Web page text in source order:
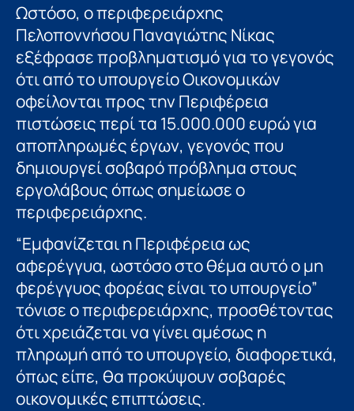
Ωστόσο, ο περιφερειάρχης
Πελοποννήσου Παναγιώτης Νίκας
εξέφρασε προβληματισμό για το γεγονός
ότι από το υπουργείο Οικονομικών
οφείλονται προς την Περιφέρεια
πιστώσεις περί τα 15.000.000 ευρώ για
αποπληρωμές έργων, γεγονός που
δημιουργεί σοβαρό πρόβλημα στους
εργολάβους όπως σημείωσε ο
περιφερειάρχης.
“Εμφανίζεται η Περιφέρεια ως
αφερέγγυα, ωστόσο στο θέμα αυτό ο μη
φερέγγυος φορέας είναι το υπουργείο”
τόνισε ο περιφερειάρχης, προσθέτοντας
ότι χρειάζεται να γίνει αμέσως η
πληρωμή από το υπουργείο, διαφορετικά,
όπως είπε, θα προκύψουν σοβαρές
οικονομικές επιπτώσεις.